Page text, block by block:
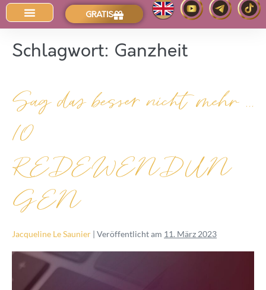
GRATIS
Schlagwort: Ganzheit
Sag das besser nicht mehr …
10
REDEWENDUN
GEN
Jacqueline Le Saunier | Veröffentlicht am 11. März 2023